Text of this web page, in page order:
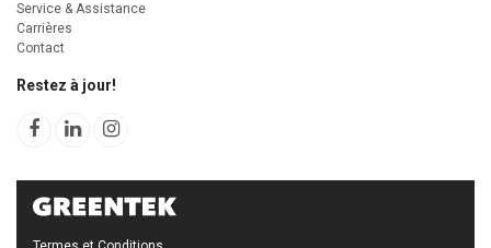
Service & Assistance
Carrières
Contact
Restez à jour!